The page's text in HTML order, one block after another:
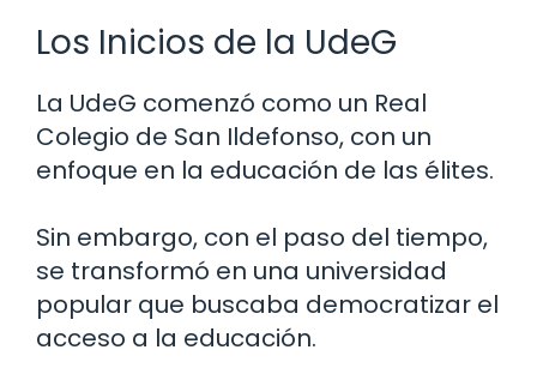
Los Inicios de la UdeG
La UdeG comenzó como un Real
Colegio de San Ildefonso, con un
enfoque en la educación de las élites.
Sin embargo, con el paso del tiempo,
se transformó en una universidad
popular que buscaba democratizar el
acceso a la educación.